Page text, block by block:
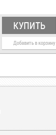
КУПИТЬ
Добавить в корзину